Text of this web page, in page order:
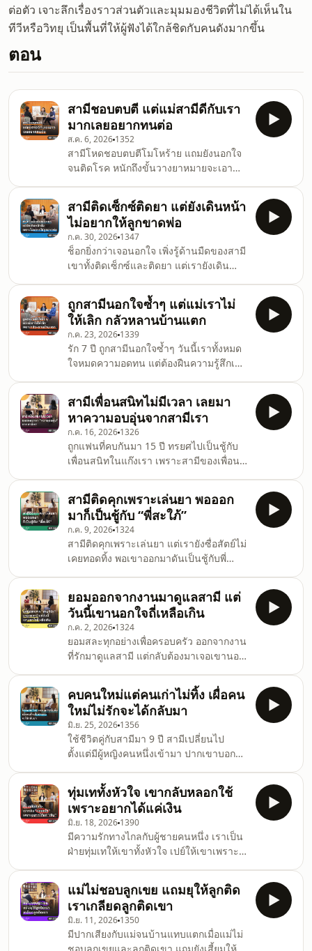
ต่อตัว เจาะลึกเรื่องราวส่วนตัวและมุมมองชีวิตที่ไม่ได้เห็นใน
ทีวีหรือวิทยุ เป็นพื้นที่ให้ผู้ฟังได้ใกล้ชิดกับคนดังมากขึ้น
ตอน
สามีชอบตบตี แต่แม่สามีดีกับเรา
มากเลยอยากทนต่อ
ส.ค. 6, 2026 1352
สามีโหดชอบตบตีโมโหร้าย แถมยังนอกใจ
จนติดโรค หนักถึงขั้นวางยาหมายจะเอา
คำสัญญาของแม่สามี #พี่อ้อยพี่ฉอดตัวต่อ
ตัว
สามีติดเซ็กซ์ติดยา แต่ยังเดินหน้า
ไม่อยากให้ลูกขาดพ่อ
ก.ค. 30, 2026 1347
ช็อกยิ่งกว่าเจอนอกใจ เพิ่งรู้ด้านมืดของสามี
เขาทั้งติดเซ็กซ์และติดยา แต่เรายังเดิน
อ้อยพี่ฉอดตัวต่อตัว EP385
ถูกสามีนอกใจซ้ำๆ แต่แม่เราไม่
ให้เลิก กลัวหลานบ้านแตก
ก.ค. 23, 2026 1339
รัก 7 ปี ถูกสามีนอกใจซ้ำๆ วันนี้เราทั้งหมด
ใจหมดความอดทน แต่ต้องฝืนความรู้สึกเพื่อ
หลานบ้านแตก #พี่อ้อยพี่ฉอดตัวต่อตัว
EP384
สามีเพื่อนสนิทไม่มีเวลา เลยมา
หาความอบอุ่นจากสามีเรา
ก.ค. 16, 2026 1326
ถูกแฟนที่คบกันมา 15 ปี ทรยศไปเป็นชู้กับ
เพื่อนสนิทในแก๊งเรา เพราะสามีของเพื่อน
สามีเรา #พี่อ้อยพี่ฉอดตัวต่อตัว EP383
สามีติดคุกเพราะเล่นยา พอออก
มาก็เป็นชู้กับ “พี่สะใภ้”
ก.ค. 9, 2026 1324
สามีติดคุกเพราะเล่นยา แต่เรายังซื่อสัตย์ไม่
เคยทอดทิ้ง พอเขาออกมาดันเป็นชู้กับพี่
ของลูกที่อยากเห็นเราให้โอกาสพ่อเขาหรือ
ความสุขของเราเพื่อเดินหน้าต่อ #พี่อ้อยพี่
ฉอดตัวต่อตัว EP382
ยอมออกจากงานมาดูแลสามี แต่
วันนี้เขานอกใจถี่เหลือเกิน
ก.ค. 2, 2026 1324
ยอมสละทุกอย่างเพื่อครอบครัว ออกจากงาน
ที่รักมาดูแลสามี แต่กลับต้องมาเจอเขานอก
ก็ยังปกป้องผู้หญิงคนนั้นแล้วหันมาทำร้าย
เราแทน #พี่อ้อยพี่ฉอดตัวต่อตัว EP381
คบคนใหม่แต่คนเก่าไม่ทิ้ง เผื่อคน
ใหม่ไม่รักจะได้กลับมา
มิ.ย. 25, 2026 1356
ใช้ชีวิตคู่กับสามีมา 9 ปี สามีเปลี่ยนไป
ตั้งแต่มีผู้หญิงคนหนึ่งเข้ามา ปากเขาบอก
ไปคบคนใหม่..แต่กับเราเขาก็ไม่ทิ้ง เผื่อคน
ใหม่ไม่รักจริงจะได้กลับมา #พี่อ้อยพี่ฉอดตัว
ต่อตัว EP380
ทุ่มเททั้งหัวใจ เขากลับหลอกใช้
เพราะอยากได้แค่เงิน
มิ.ย. 18, 2026 1390
มีความรักทางไกลกับผู้ชายคนหนึ่ง เราเป็น
ฝ่ายทุ่มเทให้เขาทั้งหัวใจ เปย์ให้เขาเพราะ
นอกใจ จับได้ว่าเขาแอบคบชู้แถมยังหลอก
ใช้..เพียงแค่อยากได้เงิน #พี่อ้อยพี่ฉอดตัว
ต่อตัว EP379
แม่ไม่ชอบลูกเขย แถมยุให้ลูกติด
เราเกลียดลูกติดเขา
มิ.ย. 11, 2026 1350
มีปากเสียงกับแม่จนบ้านแทบแตกเมื่อแม่ไม่